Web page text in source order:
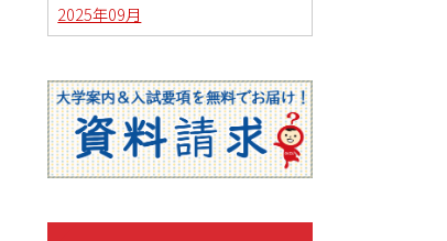
2025年09月
2025年07月
2025年06月
2025年05月
2025年04月
2025年03月